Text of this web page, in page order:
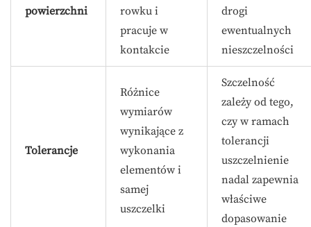
powierzchni
rowku i
pracuje w
kontakcie
drogi
ewentualnych
nieszczelności
Tolerancje
Różnice
wymiarów
wynikające z
wykonania
elementów i
samej
uszczelki
Szczelność
zależy od tego,
czy w ramach
tolerancji
uszczelnienie
nadal zapewnia
właściwe
dopasowanie